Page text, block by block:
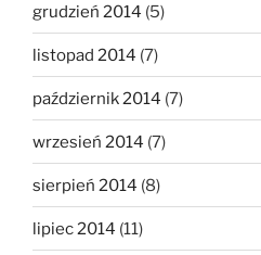
grudzień 2014 (5)
listopad 2014 (7)
październik 2014 (7)
wrzesień 2014 (7)
sierpień 2014 (8)
lipiec 2014 (11)